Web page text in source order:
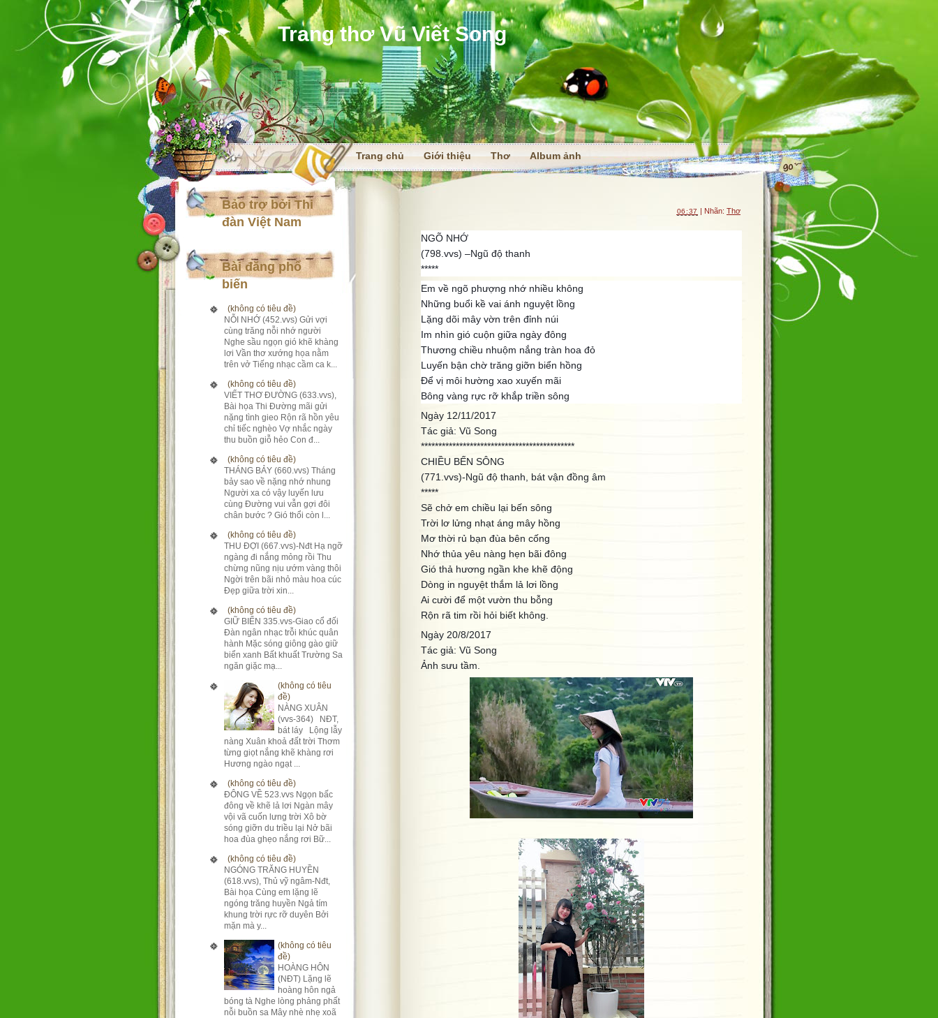
Trang thơ Vũ Viết Song
Trang chủ Giới thiệu Thơ Album ảnh
Bảo trợ bởi Thi
đàn Việt Nam
Bài đăng phổ
biến
(không có tiêu đề)
NỖI NHỚ (452.vvs) Gửi vợi
cùng trăng nỗi nhớ người
Nghe sầu ngọn gió khẽ khàng
lơi Vần thơ xướng họa nằm
trên vở Tiếng nhạc cầm ca k...
(không có tiêu đề)
VIẾT THƠ ĐƯỜNG (633.vvs),
Bài họa Thi Đường mãi gửi
nặng tình gieo Rộn rã hồn yêu
chỉ tiếc nghèo Vợ nhắc ngày
thu buồn giỗ hẻo Con đ...
(không có tiêu đề)
THÁNG BẢY (660.vvs) Tháng
bảy sao về nặng nhớ nhung
Người xa có vậy luyến lưu
cùng Đường vui vẫn gợi đôi
chân bước ? Gió thổi còn l...
(không có tiêu đề)
THU ĐỢI (667.vvs)-Nđt Hạ ngỡ
ngàng đi nắng mỏng rồi Thu
chừng nũng nịu ướm vàng thôi
Ngời trên bãi nhỏ màu hoa cúc
Đẹp giữa trời xin...
(không có tiêu đề)
GIỮ BIỂN 335.vvs-Giao cổ đối
Đàn ngân nhạc trỗi khúc quân
hành Mặc sóng giông gào giữ
biển xanh Bất khuất Trường Sa
ngăn giặc mạ...
(không có tiêu
đề)
NÀNG XUÂN
(vvs-364) NĐT,
bát láy Lộng lẫy
nàng Xuân khoả đất trời Thơm
từng giọt nắng khẽ khàng rơi
Hương ngào ngạt ...
(không có tiêu đề)
ĐÔNG VỀ 523.vvs Ngọn bấc
đông về khẽ lả lơi Ngàn mây
vội vã cuốn lưng trời Xô bờ
sóng giỡn du triều lại Nở bãi
hoa đùa ghẹo nắng rơi Bữ...
(không có tiêu đề)
NGÓNG TRĂNG HUYỀN
(618.vvs), Thủ vỹ ngâm-Nđt,
Bài họa Cùng em lặng lẽ
ngóng trăng huyền Ngả tím
khung trời rực rỡ duyên Bởi
mặn mà y...
(không có tiêu
đề)
HOÀNG HÔN
(NĐT) Lặng lẽ
hoàng hôn ngả
bóng tà Nghe lòng phảng phất
nỗi buồn sa Mây nhè nhẹ xoã
06:37 | Nhãn: Thơ
NGÕ NHỚ
(798.vvs) –Ngũ độ thanh
*****
Em về ngõ phượng nhớ nhiều không
Những buổi kề vai ánh nguyệt lồng
Lặng dõi mây vờn trên đỉnh núi
Im nhìn gió cuộn giữa ngày đông
Thương chiều nhuộm nắng tràn hoa đỏ
Luyến bận chờ trăng giỡn biển hồng
Để vị môi hường xao xuyến mãi
Bông vàng rực rỡ khắp triền sông
Ngày 12/11/2017
Tác giả: Vũ Song
********************************************
CHIỀU BẾN SÔNG
(771.vvs)-Ngũ độ thanh, bát vận đồng âm
*****
Sẽ chở em chiều lại bến sông
Trời lơ lửng nhạt áng mây hồng
Mơ thời rủ bạn đùa bên cống
Nhớ thủa yêu nàng hẹn bãi đông
Gió thả hương ngần khe khẽ động
Dòng in nguyệt thắm lả lơi lồng
Ai cười để một vườn thu bỗng
Rộn rã tim rồi hỏi biết không.
Ngày 20/8/2017
Tác giả: Vũ Song
Ảnh sưu tầm.